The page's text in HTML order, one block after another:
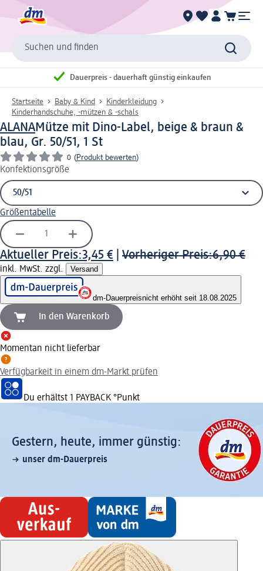
Suchen und finden
Dauerpreis - dauerhaft günstig einkaufen
Startseite Baby & Kind
Kinderkleidung
Kinderhandschuhe, -mützen & -schals
ALANAMütze mit Dino-Label, beige & braun &
blau, Gr. 50/51, 1 St
0 (Produkt bewerten)
Konfektionsgröße
Größentabelle
Aktueller Preis:3,45 € Vorheriger Preis:6,90 €
inkl. MwSt. zzgl. Versand
dm-Dauerpreisnicht erhöht seit 18.08.2025
In den Warenkorb
Momentan nicht lieferbar
Verfügbarkeit in einem dm-Markt prüfen
Du erhältst 1 PAYBACK °Punkt
Gestern, heute, immer günstig:
unser dm-Dauerpreis